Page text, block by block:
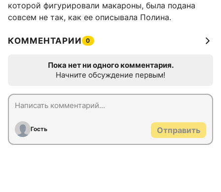
которой фигурировали макароны, была подана
совсем не так, как ее описывала Полина.
КОММЕНТАРИИ 0
Пока нет ни одного комментария.
Начните обсуждение первым!
Гость Отправить